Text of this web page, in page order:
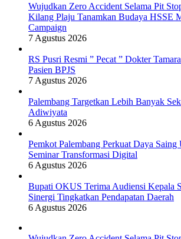
Wujudkan Zero Accident Selama Pit
Kilang Plaju Tanamkan Budaya HSSE
Campaign
7 Agustus 2026
RS Pusri Resmi ” Pecat ” Dokter
Pasien BPJS
7 Agustus 2026
Palembang Targetkan Lebih Banyak
Adiwiyata
6 Agustus 2026
Pemkot Palembang Perkuat Daya
Seminar Transformasi Digital
6 Agustus 2026
Bupati OKUS Terima Audiensi Kepala
Sinergi Tingkatkan Pendapatan Daerah
6 Agustus 2026